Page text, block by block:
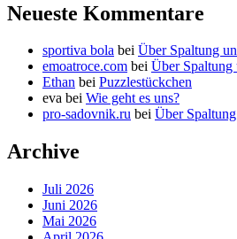
Neueste Kommentare
sportiva bola bei Über Spaltung
emoatroce.com bei Über Spaltung
Ethan bei Puzzlestückchen
eva bei Wie geht es uns?
pro-sadovnik.ru bei Über
Archive
Juli 2026
Juni 2026
Mai 2026